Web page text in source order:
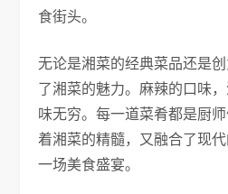
食街头。
无论是湘菜的经典菜品还是
了湘菜的魅力。麻辣的口味
味无穷。每一道菜肴都是厨
着湘菜的精髓，又融合了现
一场美食盛宴。